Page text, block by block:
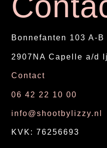
Bonnefanten 103 A-B
2907NA Capelle a/d
Contact
06 42 22 10 00
info@shootbylizzy.nl
KVK: 76256693